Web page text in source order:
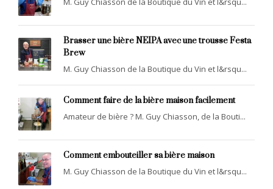
Brasser une bière NEIPA avec une trousse Festa
Brew
M. Guy Chiasson de la Boutique du Vin et l&rsqu...
Comment faire de la bière maison facilement
Amateur de bière ? M. Guy Chiasson, de la Bouti...
Comment embouteiller sa bière maison
M. Guy Chiasson de la Boutique du Vin et l&rsqu...